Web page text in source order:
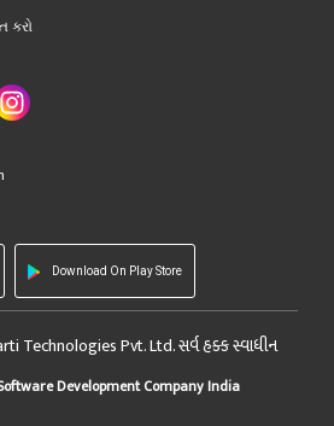
કરો
Download On Play Store
Technologies Pvt. Ltd. સર્વ હક્ક સ્વાધીન
Development Company India